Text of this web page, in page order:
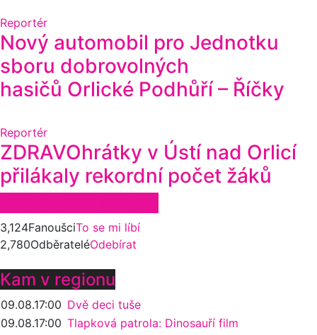
Reportér
Nový automobil pro Jednotku
sboru dobrovolných
hasičů Orlické Podhůří – Říčky
Reportér
ZDRAVOhrátky v Ústí nad Orlicí
přilákaly rekordní počet žáků
3,124FanoušciTo se mi líbí
2,780OdběrateléOdebírat
Kam v regionu
09.08.17:00 Dvě deci tuše
09.08.17:00 Tlapková patrola: Dinosauří film